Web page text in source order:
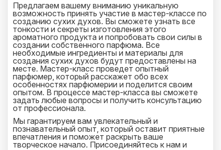
Предлагаем вашему вниманию уникальную
возможность принять участие в мастер-классе по
созданию сухих духов. Вы сможете узнать все
тонкости и секреты изготовления этого
ароматного продукта и попробовать свои силы в
создании собственного парфюма. Все
необходимые ингредиенты и материалы для
создания сухих духов будут предоставлены на
месте. Мастер-класс проведет опытный
парфюмер, который расскажет обо всех
особенностях парфюмерии и поделится своим
опытом. В процессе мастер-класса вы сможете
задать любые вопросы и получить консультацию
от профессионала.
Мы гарантируем вам увлекательный и
познавательный опыт, который оставит приятные
впечатления и поможет раскрыть ваше
творческое начало. Присоединяйтесь к нам и